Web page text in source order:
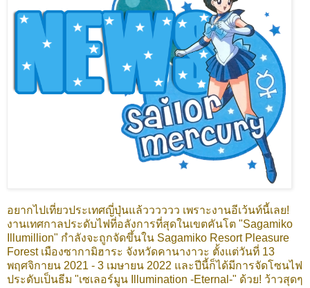
อยากไปเที่ยวประเทศญี่ปุ่นแล้วววววว เพราะงานอีเว้นท์นี้เลย!
งานเทศกาลประดับไฟที่อลังการที่สุดในเขตคันโต "Sagamiko
Illumillion" กำลังจะถูกจัดขึ้นใน Sagamiko Resort Pleasure
Forest เมืองซากามิฮาระ จังหวัดคานางาวะ ตั้งแต่วันที่ 13
พฤศจิกายน 2021 - 3 เมษายน 2022 และปีนี้ก็ได้มีการจัดโซนไฟ
ประดับเป็นธีม "เซเลอร์มูน Illumination -Eternal-" ด้วย! ว้าวสุดๆ